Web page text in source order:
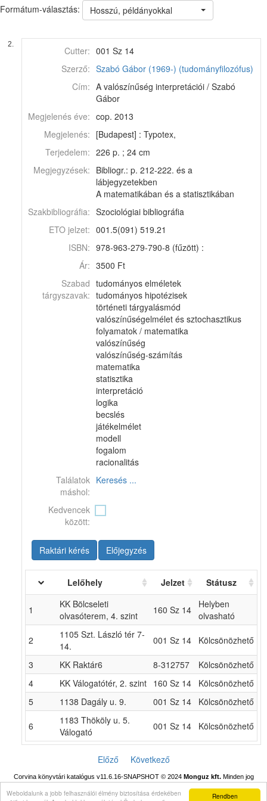
Rendben
Weboldalunk a jobb felhasználói élmény biztosítása érdekében
Formátum-választás: Hosszú, példányokkal
2.
Cutter: 001 Sz 14
Szerző: Szabó Gábor (1969-) (tudományfilozófus)
Cím: A valószínűség interpretációi / Szabó
Gábor
Megjelenés éve: cop. 2013
Megjelenés: [Budapest] : Typotex,
Terjedelem: 226 p. ; 24 cm
Megjegyzések: Bibliogr.: p. 212-222. és a
lábjegyzetekben
A matematikában és a statisztikában
Szakbibliográfia: Szociológiai bibliográfia
ETO jelzet: 001.5(091) 519.21
ISBN: 978-963-279-790-8 (fűzött) :
Ár: 3500 Ft
Szabad
tárgyszavak:
tudományos elméletek
tudományos hipotézisek
történeti tárgyalásmód
valószínűségelmélet és sztochasztikus
folyamatok / matematika
valószínűség
valószínűség-számítás
matematika
statisztika
interpretáció
logika
becslés
játékelmélet
modell
fogalom
racionalitás
Találatok
máshol:
Keresés ...
Kedvencek
között:
Raktári kérés Előjegyzés
Lelőhely Jelzet Státusz
1
KK Bölcseleti
olvasóterem, 4. szint
160 Sz 14
Helyben
olvasható
2
1105 Szt. László tér 7-
14.
001 Sz 14 Kölcsönözhető
3 KK Raktár6 8-312757
Kölcsönözhető
4
KK Válogatótér, 2. szint 160 Sz 14
Kölcsönözhető
5
1138 Dagály u. 9. 001 Sz 14 Kölcsönözhető
6
1183 Thököly u. 5.
Válogató
001 Sz 14 Kölcsönözhető
Előző Következő
Corvina könyvtári katalógus v11.6.16-SNAPSHOT© 2024 Monguz kft.Minden jog